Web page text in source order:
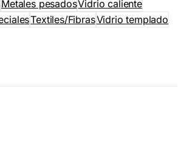
Metales pesadosVidrio caliente
Textiles/FibrasVidrio templado